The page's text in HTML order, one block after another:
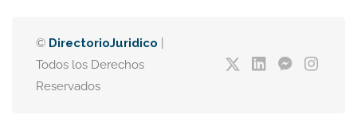
© DirectorioJuridico
Todos los Derechos
Reservados